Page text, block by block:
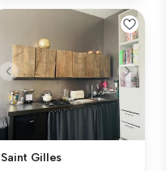
Saint Gilles